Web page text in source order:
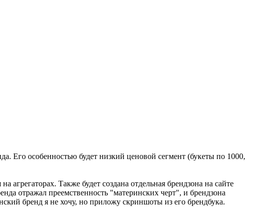
Его особенностью будет низкий ценовой сегмент (букеты по 1000,
Также будет создана отдельная брендзона на сайте
отражал преемственность "материнских черт", и брендзона
бренд я не хочу, но приложу скриншоты из его брендбука.